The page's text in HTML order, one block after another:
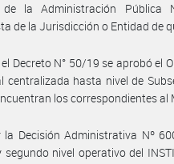
la Administración Pública
de la Jurisdicción o Entidad de
Decreto N° 50/19 se aprobó el
centralizada hasta nivel de
los correspondientes al
la Decisión Administrativa Nº
nivel operativo del